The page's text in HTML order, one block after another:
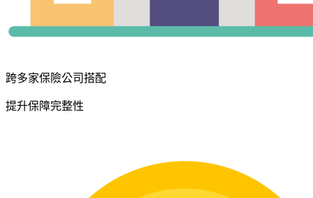
跨多家保險公司搭配
提升保障完整性